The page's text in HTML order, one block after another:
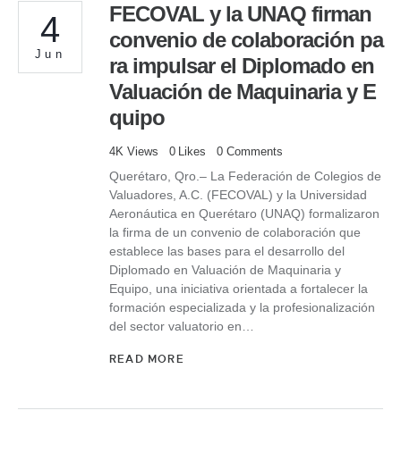
4
Jun
FECOVAL y la UNAQ firman
convenio de colaboración pa
ra impulsar el Diplomado en
Valuación de Maquinaria y E
quipo
4K Views 0 Likes 0 Comments
Querétaro, Qro.– La Federación de Colegios de
Valuadores, A.C. (FECOVAL) y la Universidad
Aeronáutica en Querétaro (UNAQ) formalizaron
la firma de un convenio de colaboración que
establece las bases para el desarrollo del
Diplomado en Valuación de Maquinaria y
Equipo, una iniciativa orientada a fortalecer la
formación especializada y la profesionalización
del sector valuatorio en…
READ MORE